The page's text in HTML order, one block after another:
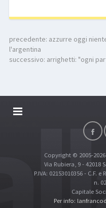
precedente: azzurre oggi
l'argentina
successivo: arrighetti: "ogni
DALLARIVOLLEY SOSTIENE
TOP RICERCHE
SITE MAP
Copyright © 2005-
Via Rubiera, 9 - 42018
P.IVA: 02153010356 - C.F.
n.
Capitale
Per info: